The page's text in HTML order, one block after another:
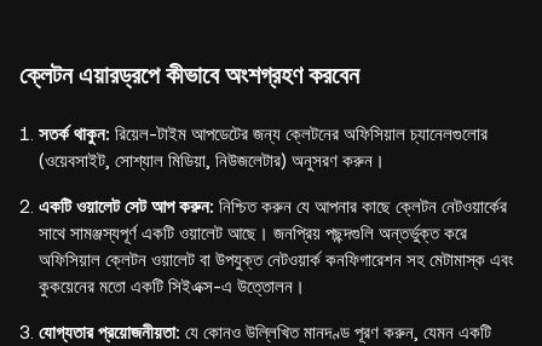
ক্লেটন এয়ারড্রপে কীভাবে অংশগ্রহণ করবেন
সতর্ক থাকুন: রিয়েল-টাইম আপডেটের জন্য ক্লেটনের অফিসিয়াল চ্যানেলগুলোর
(ওয়েবসাইট, সোশ্যাল মিডিয়া, নিউজলেটার) অনুসরণ করুন।
একটি ওয়ালেট সেট আপ করুন: নিশ্চিত করুন যে আপনার কাছে ক্লেটন নেটওয়ার্কের
সাথে সামঞ্জস্যপূর্ণ একটি ওয়ালেট আছে। জনপ্রিয় পছন্দগুলি অন্তর্ভুক্ত করে
অফিসিয়াল ক্লেটন ওয়ালেট বা উপযুক্ত নেটওয়ার্ক কনফিগারেশন সহ মেটামাস্ক এবং
কুকয়েনের মতো একটি সিইএক্স-এ উত্তোলন।
যোগ্যতার প্রয়োজনীয়তা: যে কোনও উল্লিখিত মানদণ্ড পূরণ করুন, যেমন একটি